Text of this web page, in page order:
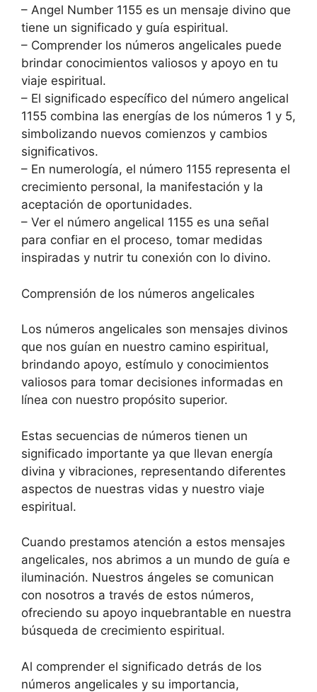
– Angel Number 1155 es un mensaje divino que
tiene un significado y guía espiritual.
– Comprender los números angelicales puede
brindar conocimientos valiosos y apoyo en tu
viaje espiritual.
– El significado específico del número angelical
1155 combina las energías de los números 1 y 5,
simbolizando nuevos comienzos y cambios
significativos.
– En numerología, el número 1155 representa el
crecimiento personal, la manifestación y la
aceptación de oportunidades.
– Ver el número angelical 1155 es una señal
para confiar en el proceso, tomar medidas
inspiradas y nutrir tu conexión con lo divino.
Comprensión de los números angelicales
Los números angelicales son mensajes divinos
que nos guían en nuestro camino espiritual,
brindando apoyo, estímulo y conocimientos
valiosos para tomar decisiones informadas en
línea con nuestro propósito superior.
Estas secuencias de números tienen un
significado importante ya que llevan energía
divina y vibraciones, representando diferentes
aspectos de nuestras vidas y nuestro viaje
espiritual.
Cuando prestamos atención a estos mensajes
angelicales, nos abrimos a un mundo de guía e
iluminación. Nuestros ángeles se comunican
con nosotros a través de estos números,
ofreciendo su apoyo inquebrantable en nuestra
búsqueda de crecimiento espiritual.
Al comprender el significado detrás de los
números angelicales y su importancia,